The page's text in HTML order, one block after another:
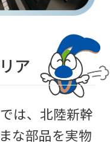
ア
は、北陸新幹
な部品を実物